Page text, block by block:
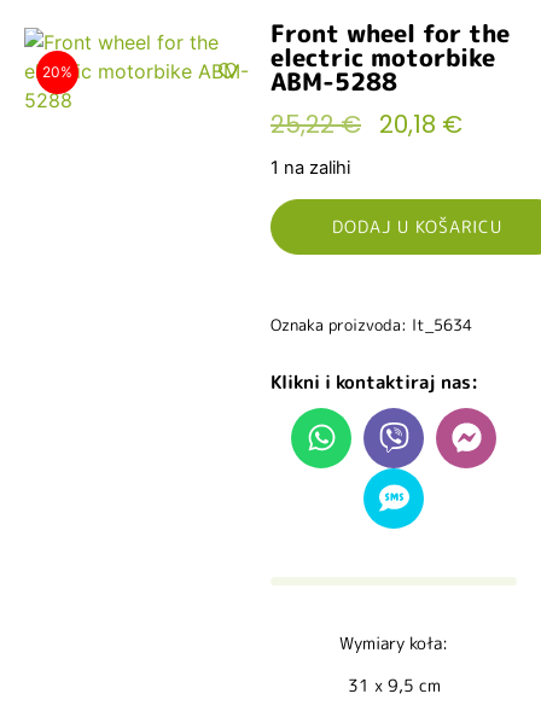
20%
Front wheel for the
electric motorbike
ABM-5288
25,22€ 20,18 €
1 na zalihi
DODAJ U KOŠARICU
Oznaka proizvoda: lt_5634
Klikni i kontaktiraj nas:
Wymiary koła:
31 x 9,5 cm